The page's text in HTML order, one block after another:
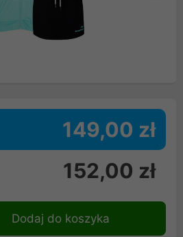
149,00 zł
152,00 zł
Dodaj do koszyka